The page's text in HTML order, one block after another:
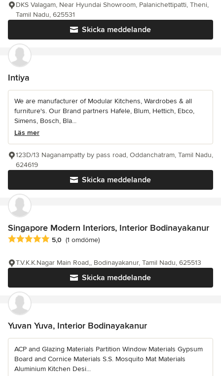
Skicka meddelande
DKS Valagam, Near Hyundai Showroom, Palanichettipatti, Theni,
Tamil Nadu, 625531
Intiya
We are manufacturer of Modular Kitchens, Wardrobes & all
furniture's. Our Brand partners Hafele, Blum, Hettich, Ebco,
Simens, Bosch, Bla...
Läs mer
Skicka meddelande
123D/13 Naganampatty by pass road, Oddanchatram, Tamil Nadu,
624619
Singapore Modern Interiors, Interior Bodinayakanur
Genomsnittligt omdöme: 5 av 5 stjärnor
5,0 (1 omdöme)
Skicka meddelande
T.V.K.K.Nagar Main Road,, Bodinayakanur, Tamil Nadu, 625513
Yuvan Yuva, Interior Bodinayakanur
ACP and Glazing Materials Partition Window Materials Gypsum
Board and Cornice Materials S.S. Mosquito Mat Materials
Aluminium Kitchen Desi...